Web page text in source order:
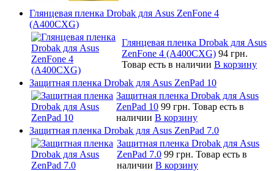
Глянцевая пленка Drobak для Asus ZenFone 4
(A400CXG)
Глянцевая пленка Drobak для Asus
ZenFone 4 (A400CXG) 94 грн.
Товар есть в наличии В корзину
Защитная пленка Drobak для Asus ZenPad 10
Защитная пленка Drobak для Asus
ZenPad 10 99 грн. Товар есть в
наличии В корзину
Защитная пленка Drobak для Asus ZenPad 7.0
Защитная пленка Drobak для Asus
ZenPad 7.0 99 грн. Товар есть в
наличии В корзину